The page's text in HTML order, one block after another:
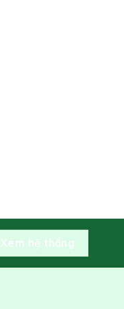
Xem hệ thống